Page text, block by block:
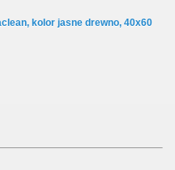
kolor jasne drewno, 40x60